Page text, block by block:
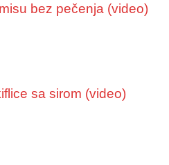
bez pečenja (video)
sa sirom (video)